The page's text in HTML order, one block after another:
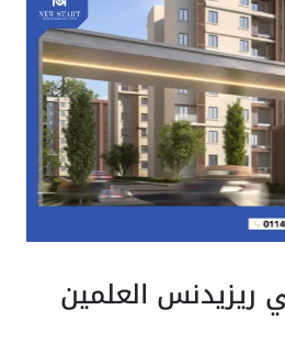
ريزيدنس العلمين